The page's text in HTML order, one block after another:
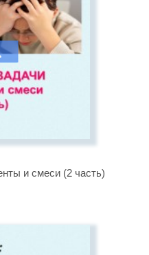
и смеси (2 часть)